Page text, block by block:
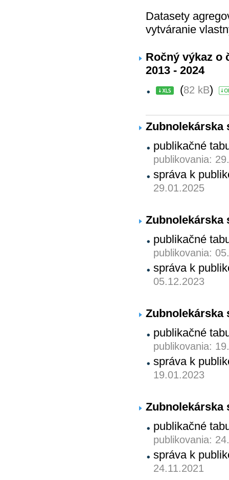
Datasety
vytváranie
Ročný výkaz o
2013 - 2024
(82 kB)
Zubnolekárska
publikačné
publikovania:
správa k
29.01.2025
Zubnolekárska
publikačné
publikovania:
správa k
05.12.2023
Zubnolekárska
publikačné
publikovania:
správa k
19.01.2023
Zubnolekárska
publikačné
publikovania:
správa k
24.11.2021